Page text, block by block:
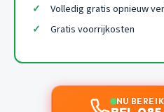
Volledig gratis opnieuw
Gratis voorrijkosten
NU